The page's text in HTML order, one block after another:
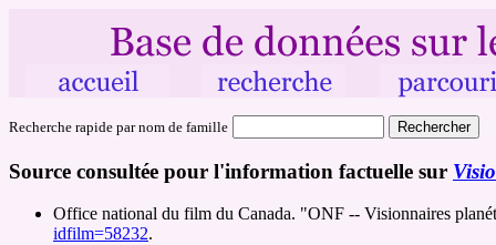
Recherche rapide par nom de famille
Source consultée pour l'information factuelle sur
Office national du film du Canada. "ONF -- Visionnaires
idfilm=58232.